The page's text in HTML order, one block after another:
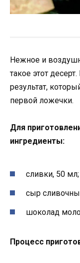
Нежное и
такое этот
результат,
первой ложечки.
Для
ингредиенты:
сливки, 50 мл;
сыр
шоколад
Процесс